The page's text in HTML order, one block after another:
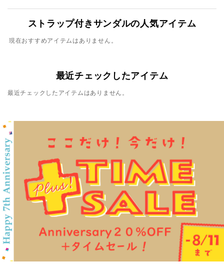
ストラップ付きサンダルの人気アイテム
現在おすすめアイテムはありません。
最近チェックしたアイテム
最近チェックしたアイテムはありません。